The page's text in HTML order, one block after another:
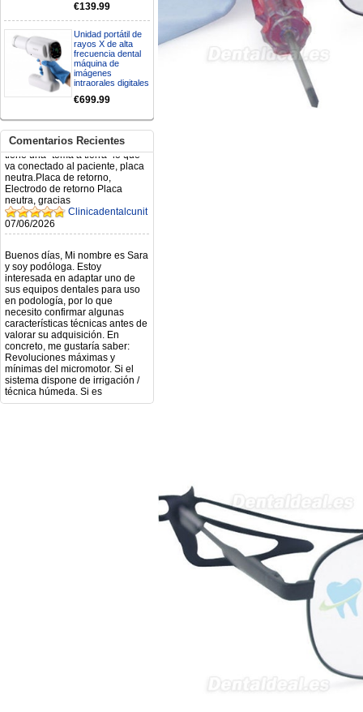
€139.99
Unidad portátil de
rayos X de alta
frecuencia dental
máquina de
imágenes
intraorales digitales
€699.99
Comentarios Recientes
Mi formulario de pedido: S /
N.2026060712980804 ,
BUENOS DIAS CUANDO
RECIBIRE MI PEDIDO,
GRACIAS
clinicadentalcunit
11/06/2026
Artículo. DDE0032580
electróbisturí, quisiera saber si
tiene una "toma a tierra" lo que
va conectado al paciente, placa
neutra.Placa de retorno,
Electrodo de retorno Placa
neutra, gracias
Clinicadentalcunit
07/06/2026
y soy podóloga. Estoy
interesada en adaptar uno de
sus equipos dentales para uso
en podología, por lo que
necesito confirmar algunas
características técnicas antes de
valorar su adquisición. En
concreto, me gustaría saber:
Revoluciones máximas y
mínimas del micromotor. Si el
sistema dispone de irrigación /
técnica húmeda. Si es
compatible con mango recto
(pieza recta para fresas de